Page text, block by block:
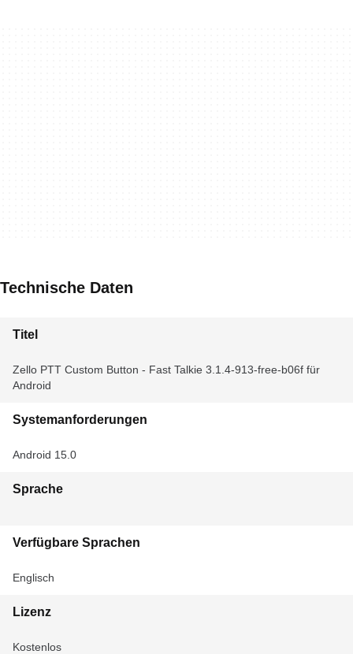
Technische Daten
Titel
Zello PTT Custom Button - Fast Talkie 3.1.4-913-free-b06f für
Android
Systemanforderungen
Android 15.0
Sprache
Verfügbare Sprachen
Englisch
Lizenz
Kostenlos